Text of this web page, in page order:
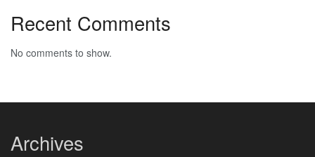
Recent Comments
No comments to show.
Archives